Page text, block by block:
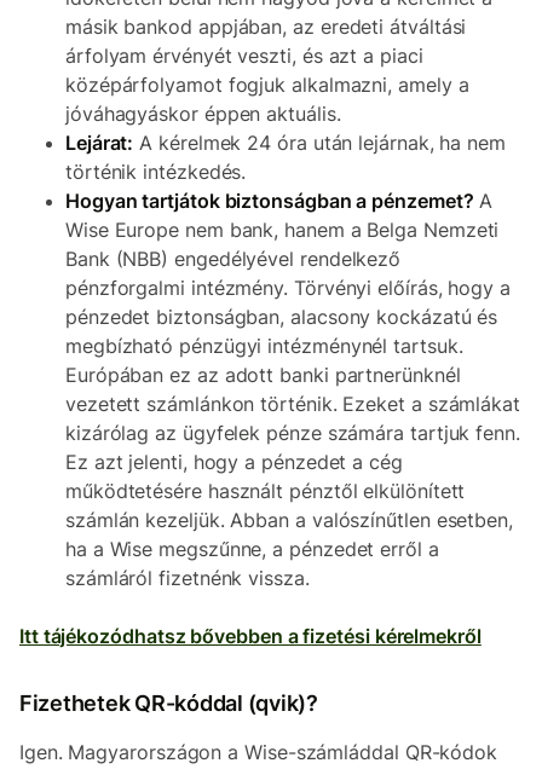
másik bankod appjában, az eredeti átváltási
árfolyam érvényét veszti, és azt a piaci
középárfolyamot fogjuk alkalmazni, amely a
jóváhagyáskor éppen aktuális.
Lejárat: A kérelmek 24 óra után lejárnak, ha nem
történik intézkedés.
Hogyan tartjátok biztonságban a pénzemet? A
Wise Europe nem bank, hanem a Belga Nemzeti
Bank (NBB) engedélyével rendelkező
pénzforgalmi intézmény. Törvényi előírás, hogy a
pénzedet biztonságban, alacsony kockázatú és
megbízható pénzügyi intézménynél tartsuk.
Európában ez az adott banki partnerünknél
vezetett számlánkon történik. Ezeket a számlákat
kizárólag az ügyfelek pénze számára tartjuk fenn.
Ez azt jelenti, hogy a pénzedet a cég
működtetésére használt pénztől elkülönített
számlán kezeljük. Abban a valószínűtlen esetben,
ha a Wise megszűnne, a pénzedet erről a
számláról fizetnénk vissza.
Itt tájékozódhatsz bővebben a fizetési kérelmekről
Fizethetek QR-kóddal (qvik)?
Igen. Magyarországon a Wise-számláddal QR-kódok